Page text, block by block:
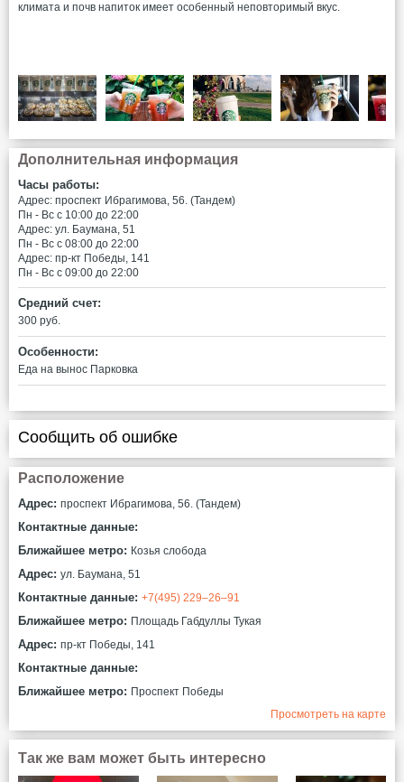
климата и почв напиток имеет особенный неповторимый вкус.
Дополнительная информация
Часы работы:
Адрес: проспект Ибрагимова, 56. (Тандем)
Пн - Вс c 10:00 до 22:00
Адрес: ул. Баумана, 51
Пн - Вс c 08:00 до 22:00
Адрес: пр-кт Победы, 141
Пн - Вс c 09:00 до 22:00
Средний счет:
300 руб.
Особенности:
Еда на вынос Парковка
Сообщить об ошибке
Расположение
Адрес: проспект Ибрагимова, 56. (Тандем)
Контактные данные:
Ближайшее метро: Козья слобода
Адрес: ул. Баумана, 51
Контактные данные: +7(495) 229‒26‒91
Ближайшее метро: Площадь Габдуллы Тукая
Адрес: пр-кт Победы, 141
Контактные данные:
Ближайшее метро: Проспект Победы
Просмотреть на карте
Так же вам может быть интересно